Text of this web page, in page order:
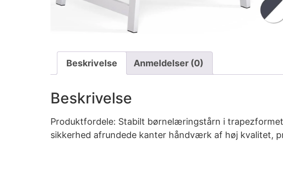
Beskrivelse Anmeldelser (0)
Beskrivelse
Produktfordele: Stabilt børnelæringstårn i
sikkerhed afrundede kanter håndværk af høj kvalitet,